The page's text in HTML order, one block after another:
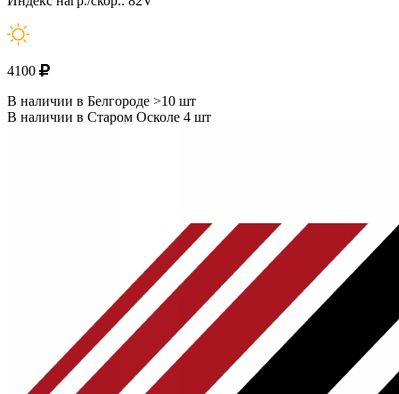
4100
В наличии в Белгороде >10 шт
В наличии в Старом Осколе 4 шт